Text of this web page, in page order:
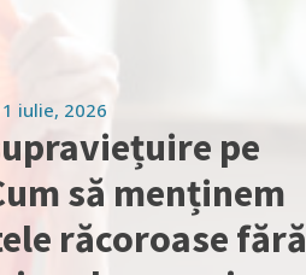
1 iulie, 2026
pe
să menținem
răcoroase fără